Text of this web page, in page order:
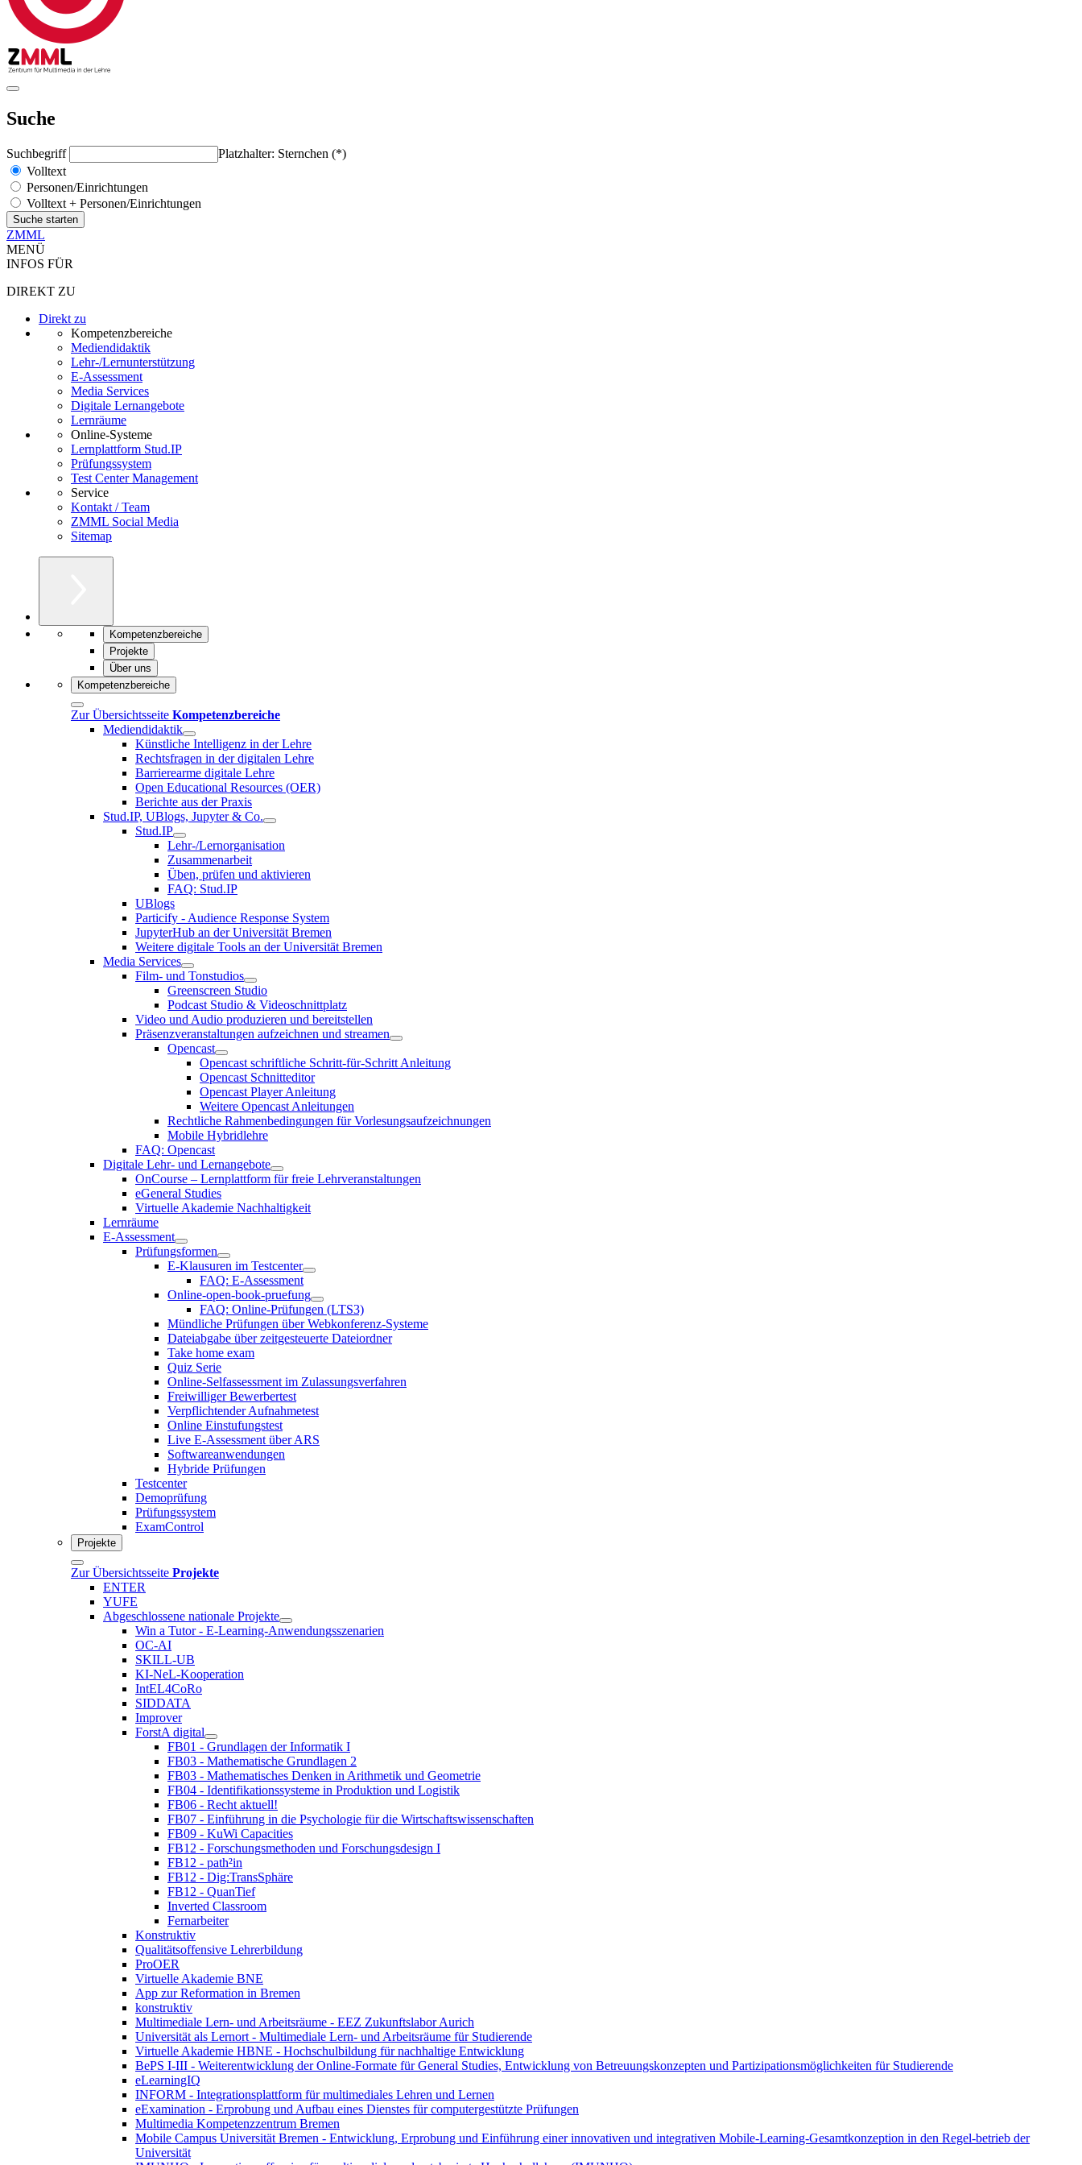
Suche
Suchbegriff
Platzhalter: Sternchen (*)
Volltext
Personen/Einrichtungen
Volltext + Personen/Einrichtungen
ZMML
MENÜ
INFOS FÜR
DIREKT ZU
Direkt zu
Kompetenzbereiche
Mediendidaktik
Lehr-/Lernunterstützung
E-Assessment
Media Services
Digitale Lernangebote
Lernräume
Online-Systeme
Lernplattform Stud.IP
Prüfungssystem
Test Center Management
Service
Kontakt / Team
ZMML Social Media
Sitemap
Kompetenzbereiche
Projekte
Über uns
Kompetenzbereiche
Zur Übersichtsseite Kompetenzbereiche
Mediendidaktik
Künstliche Intelligenz in der Lehre
Rechtsfragen in der digitalen Lehre
Barrierearme digitale Lehre
Open Educational Resources (OER)
Berichte aus der Praxis
Stud.IP, UBlogs, Jupyter & Co.
Stud.IP
Lehr-/Lernorganisation
Zusammenarbeit
Üben, prüfen und aktivieren
FAQ: Stud.IP
UBlogs
Particify - Audience Response System
JupyterHub an der Universität Bremen
Weitere digitale Tools an der Universität Bremen
Media Services
Film- und Tonstudios
Greenscreen Studio
Podcast Studio & Videoschnittplatz
Video und Audio produzieren und bereitstellen
Präsenzveranstaltungen aufzeichnen und streamen
Opencast
Opencast schriftliche Schritt-für-Schritt Anleitung
Opencast Schnitteditor
Opencast Player Anleitung
Weitere Opencast Anleitungen
Rechtliche Rahmenbedingungen für Vorlesungsaufzeichnungen
Mobile Hybridlehre
FAQ: Opencast
Digitale Lehr- und Lernangebote
OnCourse – Lernplattform für freie Lehrveranstaltungen
eGeneral Studies
Virtuelle Akademie Nachhaltigkeit
Lernräume
E-Assessment
Prüfungsformen
E-Klausuren im Testcenter
FAQ: E-Assessment
Online-open-book-pruefung
FAQ: Online-Prüfungen (LTS3)
Mündliche Prüfungen über Webkonferenz-Systeme
Dateiabgabe über zeitgesteuerte Dateiordner
Take home exam
Quiz Serie
Online-Selfassessment im Zulassungsverfahren
Freiwilliger Bewerbertest
Verpflichtender Aufnahmetest
Online Einstufungstest
Live E-Assessment über ARS
Softwareanwendungen
Hybride Prüfungen
Testcenter
Demoprüfung
Prüfungssystem
ExamControl
Projekte
Zur Übersichtsseite Projekte
ENTER
YUFE
Abgeschlossene nationale Projekte
Win a Tutor - E-Learning-Anwendungsszenarien
OC-AI
SKILL-UB
KI-NeL-Kooperation
IntEL4CoRo
SIDDATA
Improver
ForstA digital
FB01 - Grundlagen der Informatik I
FB03 - Mathematische Grundlagen 2
FB03 - Mathematisches Denken in Arithmetik und Geometrie
FB04 - Identifikationssysteme in Produktion und Logistik
FB06 - Recht aktuell!
FB07 - Einführung in die Psychologie für die Wirtschaftswissenschaften
FB09 - KuWi Capacities
FB12 - Forschungsmethoden und Forschungsdesign I
FB12 - path²in
FB12 - Dig:TransSphäre
FB12 - QuanTief
Inverted Classroom
Fernarbeiter
Konstruktiv
Qualitätsoffensive Lehrerbildung
ProOER
Virtuelle Akademie BNE
App zur Reformation in Bremen
konstruktiv
Multimediale Lern- und Arbeitsräume - EEZ Zukunftslabor Aurich
Universität als Lernort - Multimediale Lern- und Arbeitsräume für Studierende
Virtuelle Akademie HBNE - Hochschulbildung für nachhaltige Entwicklung
BePS I-III - Weiterentwicklung der Online-Formate für General Studies, Entwicklung von Betreuungskonzepten und Partizipationsmöglichkeiten für Studierende
eLearningIQ
INFORM - Integrationsplattform für multimediales Lehren und Lernen
eExamination - Erprobung und Aufbau eines Dienstes für computergestützte Prüfungen
Multimedia Kompetenzzentrum Bremen
Mobile Campus Universität Bremen - Entwicklung, Erprobung und Einführung einer innovativen und integrativen Mobile-Learning-Gesamtkonzeption in den Regel-betrieb der
Universität